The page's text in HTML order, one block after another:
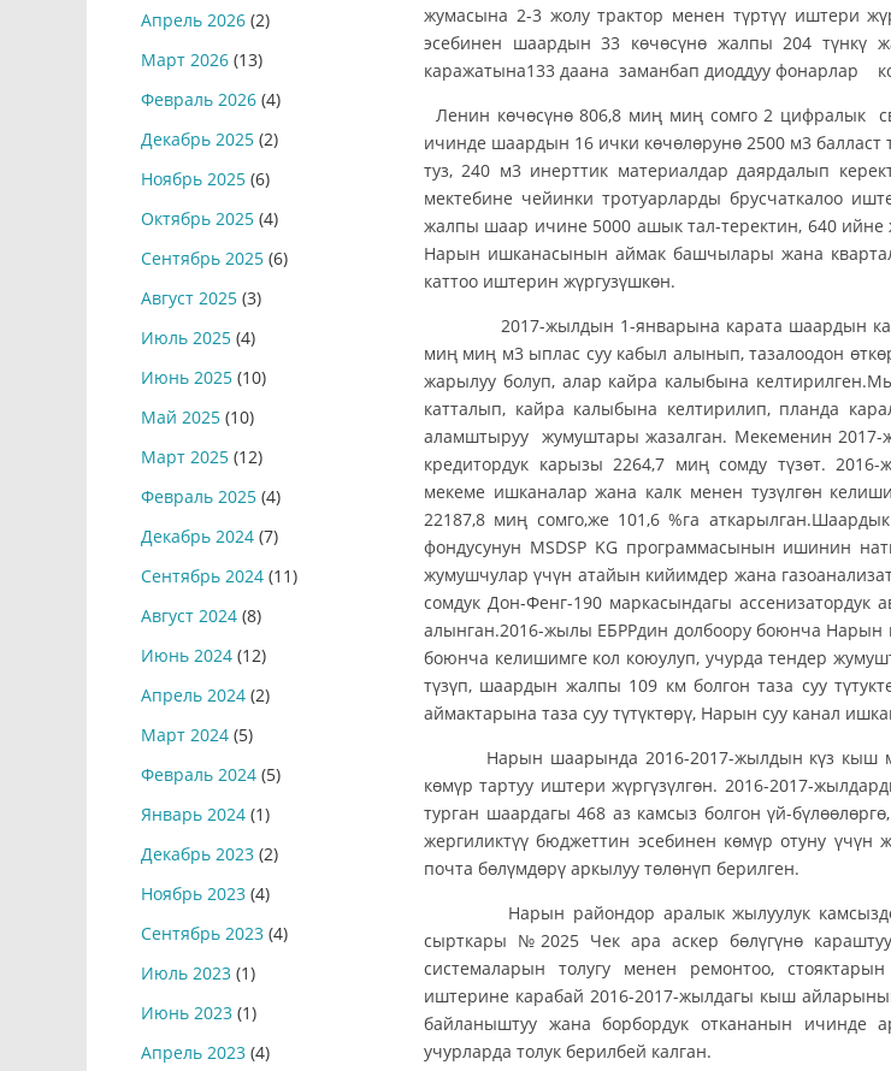
жумасына 2-3 жолу трактор менен түртүү иштери
эсебинен шаардын 33 көчөсүнө жалпы 204 түнкү
каражатына133 даана заманбап диоддуу фонарлар
Ленин көчөсүнө 806,8 миң миң сомго 2 цифралык
ичинде шаардын 16 ички көчөлөрунө 2500 м3
туз, 240 м3 инерттик материалдар даярдалып
мектебине чейинки тротуарларды брусчаткалоо
жалпы шаар ичине 5000 ашык тал-теректин, 640 ийне
Нарын ишканасынын аймак башчылары жана
каттоо иштерин жүргузүшкөн.
2017-жылдын 1-январына карата шаардын
миң миң м3 ыплас суу кабыл алынып, тазалоодон
жарылуу болуп, алар кайра калыбына
катталып, кайра калыбына келтирилип, планда
аламштыруу жумуштары жазалган. Мекеменин 2017-
кредитордук карызы 2264,7 миң сомду түзөт.
мекеме ишканалар жана калк менен тузүлгөн
22187,8 миң сомго,же 101,6 %га
фондусунун MSDSP KG программасынын ишинин
жумушчулар үчүн атайын кийимдер жана
сомдук Дон-Фенг-190 маркасындагы
алынган.2016-жылы ЕБРРдин долбоору боюнча Нарын
боюнча келишимге кол коюулуп, учурда тендер
түзүп, шаардын жалпы 109 км болгон таза суу
аймактарына таза суу түтүктөрү, Нарын суу канал
Нарын шаарында 2016-2017-жылдын күз кыш
көмүр тартуу иштери жүргүзүлгөн. 2016-2017-
турган шаардагы 468 аз камсыз болгон үй-
жергиликтүү бюджеттин эсебинен көмүр отуну
почта бөлүмдөрү аркылуу төлөнүп берилген.
Нарын райондор аралык жылуулук камсыздоо
сырткары №2025 Чек ара аскер бөлүгүнө
системаларын толугу менен ремонтоо,
иштерине карабай 2016-2017-жылдагы кыш
байланыштуу жана борбордук откананын ичинде
учурларда толук берилбей калган.
Апрель 2026 (2)
Март 2026 (13)
Февраль 2026 (4)
Декабрь 2025 (2)
Ноябрь 2025 (6)
Октябрь 2025 (4)
Сентябрь 2025 (6)
Август 2025 (3)
Июль 2025 (4)
Июнь 2025 (10)
Май 2025 (10)
Март 2025 (12)
Февраль 2025 (4)
Декабрь 2024 (7)
Сентябрь 2024 (11)
Август 2024 (8)
Июнь 2024 (12)
Апрель 2024 (2)
Март 2024 (5)
Февраль 2024 (5)
Январь 2024 (1)
Декабрь 2023 (2)
Ноябрь 2023 (4)
Сентябрь 2023 (4)
Июль 2023 (1)
Июнь 2023 (1)
Апрель 2023 (4)